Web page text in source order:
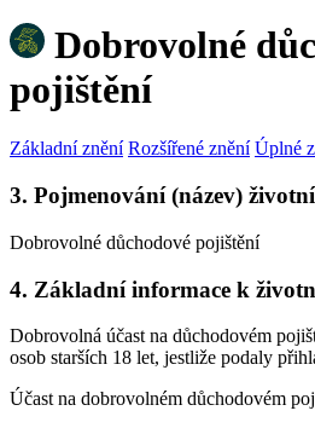
Dobrovolné
pojištění
Základní znění Rozšířené znění Úplné
3. Pojmenování (název)
Dobrovolné důchodové pojištění
4. Základní informace k
Dobrovolná účast na důchodovém
osob starších 18 let, jestliže podaly
Účast na dobrovolném důchodovém